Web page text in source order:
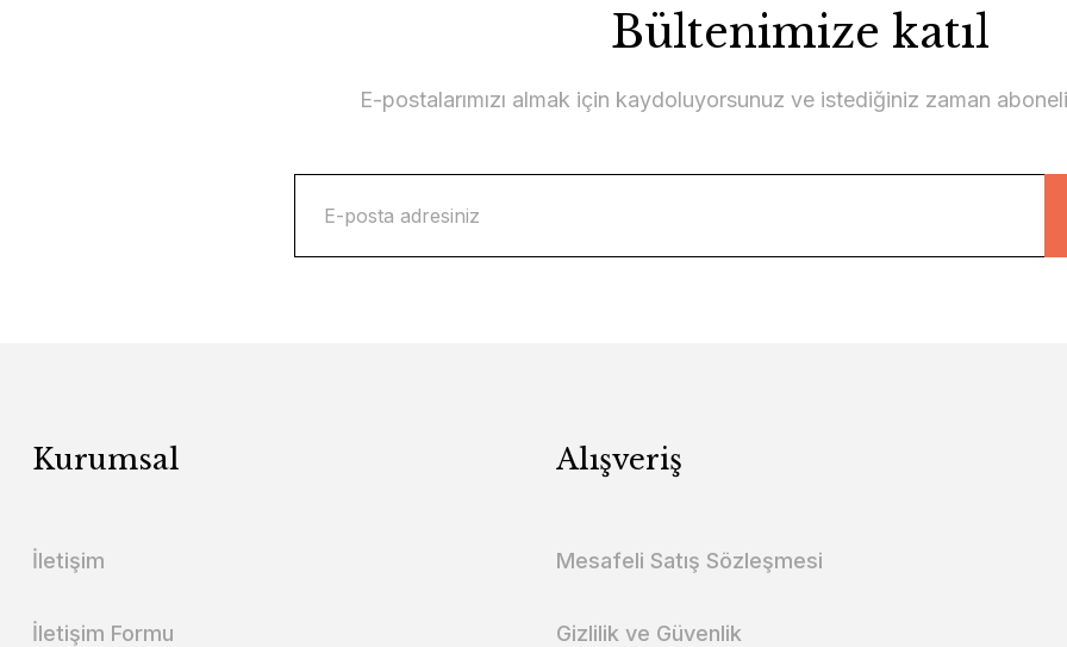
Bültenimize katıl
E-postalarımızı almak için kaydoluyorsunuz ve istediğiniz zaman
Kurumsal
İletişim
İletişim Formu
Alışveriş
Mesafeli Satış Sözleşmesi
Gizlilik ve Güvenlik